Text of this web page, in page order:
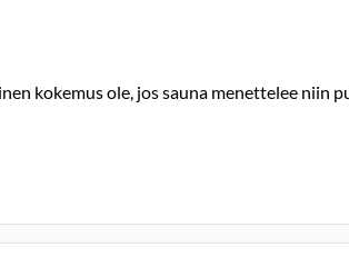
kokemus ole, jos sauna menettelee